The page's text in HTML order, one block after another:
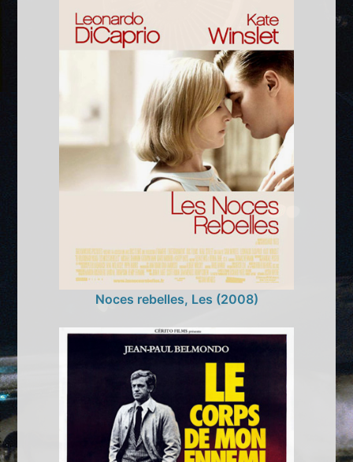
Noces rebelles, Les (2008)